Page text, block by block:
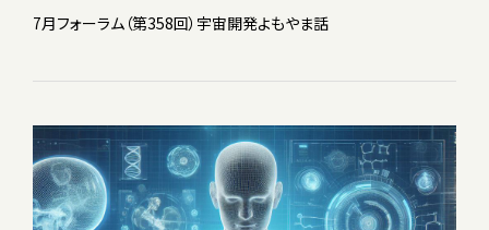
7月フォーラム（第358回）宇宙開発よもやま話